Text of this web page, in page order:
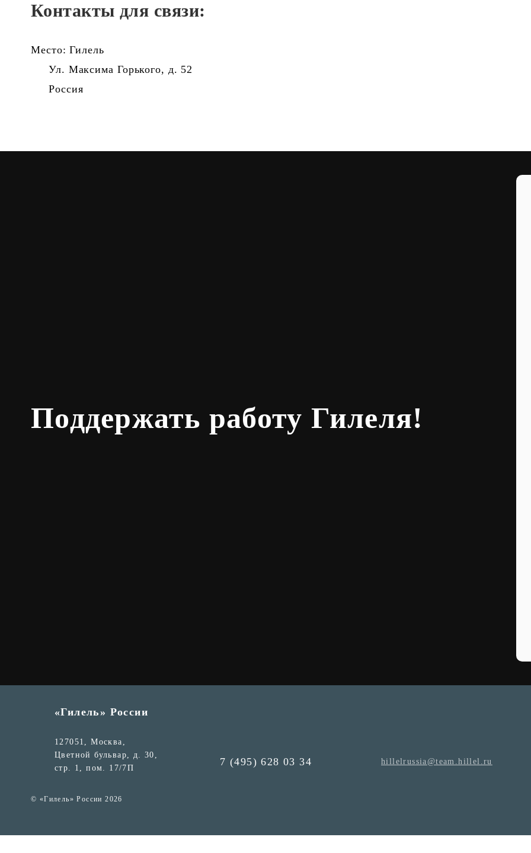
Контакты для связи:
Место: Гилель
Ул. Максима Горького, д. 52
Россия
Поддержать работу Гилеля!
«Гилель» России
127051, Москва,
Цветной бульвар, д. 30,
стр. 1, пом. 17/7П
© «Гилель» России 2026
7 (495) 628 03 34 hillelrussia@team.hillel.ru